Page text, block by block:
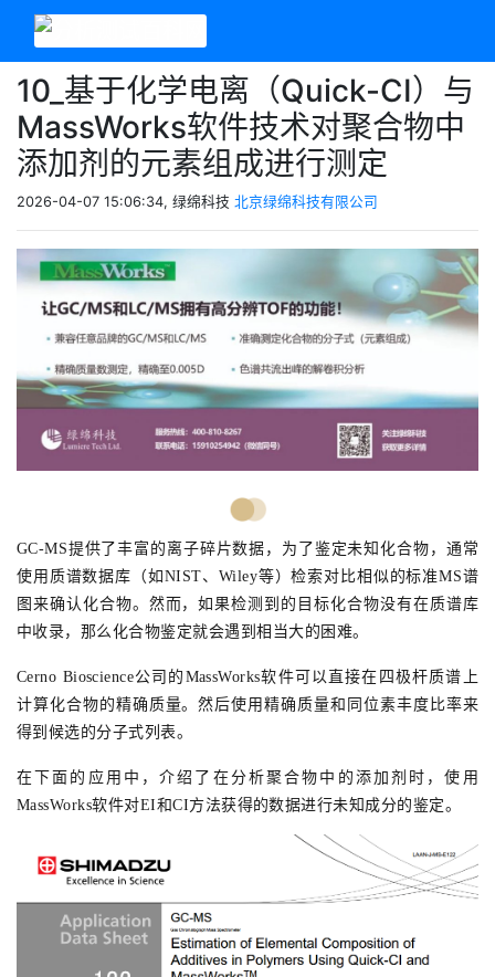
10_基于化学电离（Quick-CI）与
MassWorks软件技术对聚合物中
添加剂的元素组成进行测定
2026-04-07 15:06:34, 绿绵科技 北京绿绵科技有限公司
GC-MS提供了丰富的离子碎片数据，为了鉴定未知化合物，通常
使用质谱数据库（如NIST、 Wiley等）检索对比相似的标准MS谱
图来确认化合物。然而，如果检测到的目标化合物没有在质谱库
中收录，那么化合物鉴定就会遇到相当大的困难。
Cerno Bioscience公司的MassWorks软件可以直接在四极杆质谱上
计算化合物的精确质量。然后使用精确质量和同位素丰度比率来
得到候选的分子式列表。
在下面的应用中，介绍了在分析聚合物中的添加剂时，使用
MassWorks软件对EI和CI方法获得的数据进行未知成分的鉴定。